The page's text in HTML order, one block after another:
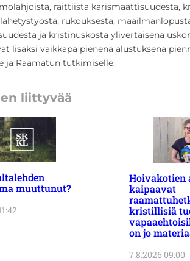
raittiista karismaattisuudesta,
rukouksesta,
ja kristinuskosta ylivertaisena
lisäksi vaikkapa pienenä alustuksena
ja Raamatun tutkimiselle.
liittyvää
muuttunut?
Hoivakotien
kaipaavat
kristillisiä
on jo
7.8.2026 09:00